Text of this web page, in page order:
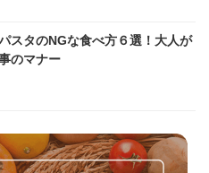
スタのNGな食べ方６選！大人が
のマナー